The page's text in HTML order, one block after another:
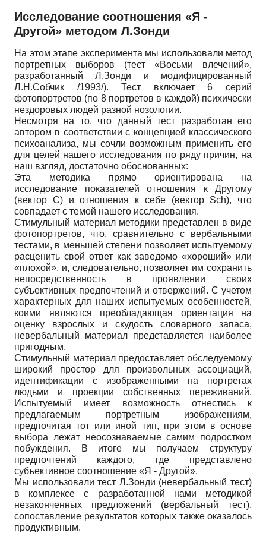
Исследование соотношения «Я -
Другой» методом Л.Зонди
На этом этапе эксперимента мы использовали метод
портретных выборов (тест «Восьми влечений»,
разработанный Л.Зонди и модифицированный
Л.Н.Собчик /1993/). Тест включает 6 серий
фотопортретов (по 8 портретов в каждой) психически
нездоровых людей разной нозологии.
Несмотря на то, что данный тест разработан его
автором в соответствии с концепцией классического
психоанализа, мы сочли возможным применить его
для целей нашего исследования по ряду причин, на
наш взгляд, достаточно обоснованных:
Эта методика прямо ориентирована на
исследование показателей отношения к Другому
(вектор С) и отношения к себе (вектор Sch), что
совпадает с темой нашего исследования.
Стимульный материал методики представлен в виде
фотопортретов, что, сравнительно с вербальными
тестами, в меньшей степени позволяет испытуемому
расценить свой ответ как заведомо «хороший» или
«плохой», и, следовательно, позволяет им сохранить
непосредственность в проявлении своих
субъективных предпочтений и отвержений. С учетом
характерных для наших испытуемых особенностей,
коими являются преобладающая ориентация на
оценку взрослых и скудость словарного запаса,
невербальный материал представляется наиболее
пригодным.
Стимульный материал предоставляет обследуемому
широкий простор для произвольных ассоциаций,
идентификации с изображенными на портретах
людьми и проекции собственных переживаний.
Испытуемый имеет возможность отнестись к
предлагаемым портретным изображениям,
предпочитая тот или иной тип, при этом в основе
выбора лежат неосознаваемые самим подростком
побуждения. В итоге мы получаем структуру
предпочтений каждого, где представлено
субъективное соотношение «Я - Другой».
Мы использовали тест Л.Зонди (невербальный тест)
в комплексе с разработанной нами методикой
незаконченных предложений (вербальный тест),
сопоставление результатов которых также оказалось
продуктивным.